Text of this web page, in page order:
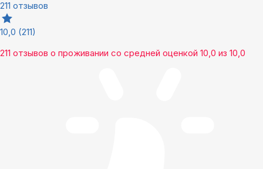
211 отзывов
10,0 (211)
211 отзывов о проживании со средней оценкой 10,0 из 10,0